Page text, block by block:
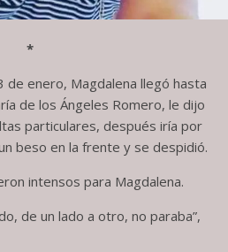
*
de enero, Magdalena llegó hasta
de los Ángeles Romero, le dijo
particulares, después iría por
beso en la frente y se despidió.
intensos para Magdalena.
de un lado a otro, no paraba”,